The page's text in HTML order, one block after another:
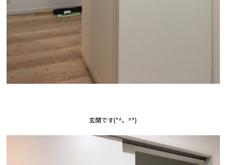
玄関です(*^。^*)